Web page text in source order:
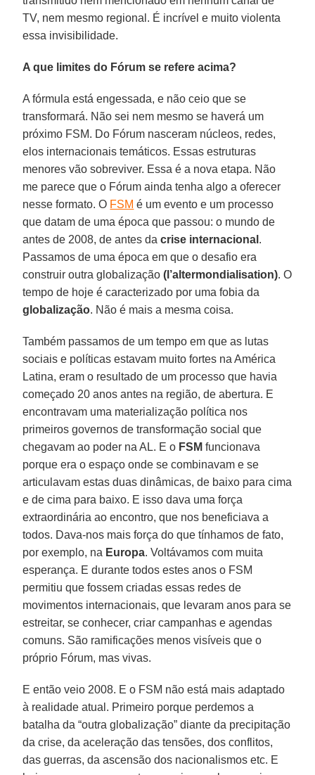
TV, nem mesmo regional. É incrível e muito violenta
essa invisibilidade.
A que limites do Fórum se refere acima?
A fórmula está engessada, e não ceio que se
transformará. Não sei nem mesmo se haverá um
próximo FSM. Do Fórum nasceram núcleos, redes,
elos internacionais temáticos. Essas estruturas
menores vão sobreviver. Essa é a nova etapa. Não
me parece que o Fórum ainda tenha algo a oferecer
nesse formato. O FSM é um evento e um processo
que datam de uma época que passou: o mundo de
antes de 2008, de antes dacrise internacional .
Passamos de uma época em que o desafio era
construir outra globalização(l’altermondialisation). O
tempo de hoje é caracterizado por uma fobia da
globalização. Não é mais a mesma coisa.
Também passamos de um tempo em que as lutas
sociais e políticas estavam muito fortes na América
Latina, eram o resultado de um processo que havia
começado 20 anos antes na região, de abertura. E
encontravam uma materialização política nos
primeiros governos de transformação social que
chegavam ao poder na AL. E o FSM funcionava
porque era o espaço onde se combinavam e se
articulavam estas duas dinâmicas, de baixo para cima
e de cima para baixo. E isso dava uma força
extraordinária ao encontro, que nos beneficiava a
todos. Dava-nos mais força do que tínhamos de fato,
por exemplo, na Europa. Voltávamos com muita
esperança. E durante todos estes anos o FSM
permitiu que fossem criadas essas redes de
movimentos internacionais, que levaram anos para se
estreitar, se conhecer, criar campanhas e agendas
comuns. São ramificações menos visíveis que o
próprio Fórum, mas vivas.
E então veio 2008. E o FSM não está mais adaptado
à realidade atual. Primeiro porque perdemos a
batalha da “outra globalização” diante da precipitação
da crise, da aceleração das tensões, dos conflitos,
das guerras, da ascensão dos nacionalismos etc. E